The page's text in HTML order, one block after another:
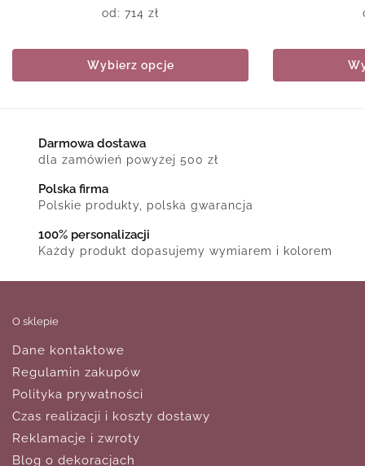
od: 714 zł
Wybierz opcje
Darmowa dostawa
dla zamówień powyżej 500 zł
Polska firma
Polskie produkty, polska gwarancja
100% personalizacji
Każdy produkt dopasujemy wymiarem i kolorem
O sklepie
Dane kontaktowe
Regulamin zakupów
Polityka prywatności
Czas realizacji i koszty dostawy
Reklamacje i zwroty
Blog o dekoracjach